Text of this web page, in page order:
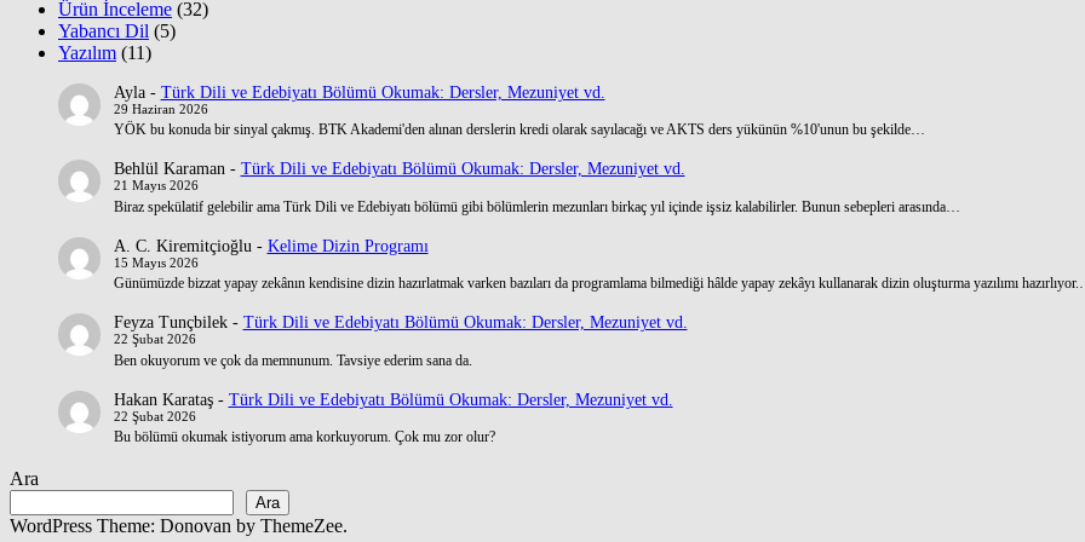
Ürün İnceleme (32)
Yabancı Dil (5)
Yazılım (11)
Ayla- Türk Dili ve Edebiyatı Bölümü Okumak: Dersler, Mezuniyet vd.
29 Haziran 2026
YÖK bu konuda bir sinyal çakmış. BTK Akademi'den alınan derslerin kredi olarak sayılacağı ve AKTS ders yükünün %10'unun bu şekilde…
Behlül Karaman- Türk Dili ve Edebiyatı Bölümü Okumak: Dersler, Mezuniyet vd.
21 Mayıs 2026
Biraz spekülatif gelebilir ama Türk Dili ve Edebiyatı bölümü gibi bölümlerin mezunları birkaç yıl içinde işsiz kalabilirler. Bunun sebepleri arasında…
A. C. Kiremitçioğlu - Kelime Dizin Programı
15 Mayıs 2026
Günümüzde bizzat yapay zekânın kendisine dizin hazırlatmak varken bazıları da programlama bilmediği hâlde yapay zekâyı kullanarak dizin oluşturma yazılımı
Feyza Tunçbilek- Türk Dili ve Edebiyatı Bölümü Okumak: Dersler, Mezuniyet vd.
22 Şubat 2026
Ben okuyorum ve çok da memnunum. Tavsiye ederim sana da.
Hakan Karataş- Türk Dili ve Edebiyatı Bölümü Okumak: Dersler, Mezuniyet vd.
22 Şubat 2026
Bu bölümü okumak istiyorum ama korkuyorum. Çok mu zor olur?
Ara
Ara
WordPress Theme: Donovan by ThemeZee.